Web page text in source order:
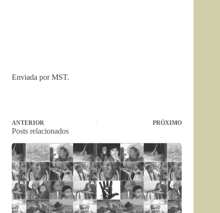
Enviada por MST.
ANTERIOR PRÓXIMO
Posts relacionados